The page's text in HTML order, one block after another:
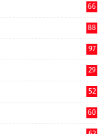
66
88
97
29
52
60